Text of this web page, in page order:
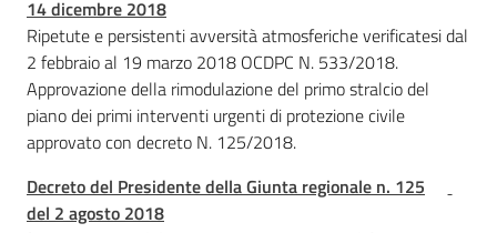
Piani Programmi
Progetti
14 dicembre 2018
Ripetute e persistenti avversità atmosferiche verificatesi dal
2 febbraio al 19 marzo 2018 OCDPC N. 533/2018.
Approvazione della rimodulazione del primo stralcio del
piano dei primi interventi urgenti di protezione civile
approvato con decreto N. 125/2018.
Decreto del Presidente della Giunta regionale n. 125
del 2 agosto 2018